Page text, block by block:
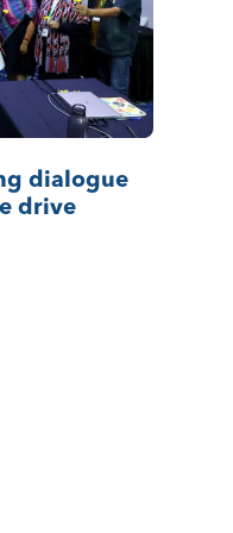
dialogue
drive